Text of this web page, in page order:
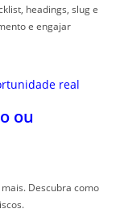
headings, slug e
e engajar
ou
Descubra como